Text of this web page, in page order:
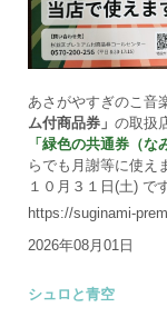
あさがやすぎのこ音
ム付商品券」 の取扱
「緑色の共通券（な
らでも月謝等に使え
１０月３１日(土) です
https://suginami-
2026年08月01日
シュロと青空